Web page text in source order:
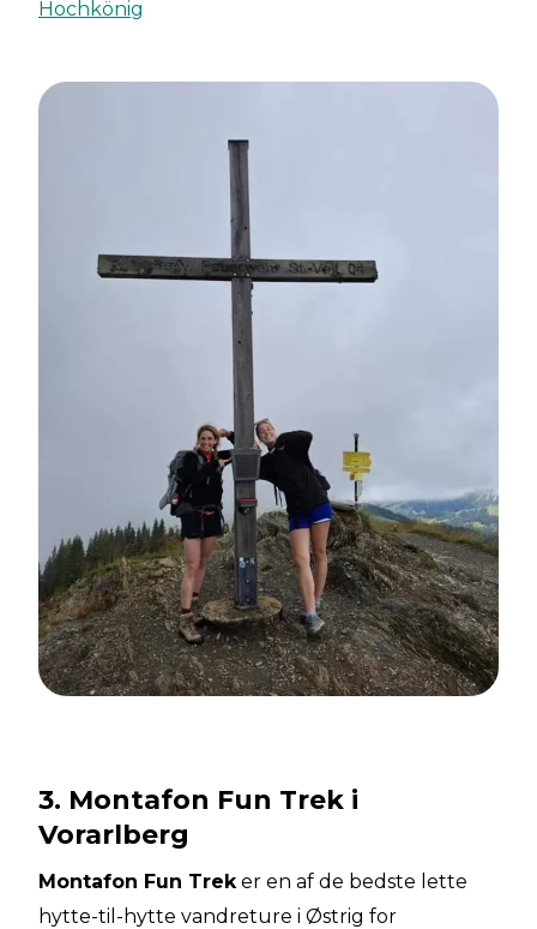
Hochkönig
3. Montafon Fun Trek i
Vorarlberg
Montafon Fun Treker en af de bedste lette
hytte-til-hytte vandreture i Østrig for